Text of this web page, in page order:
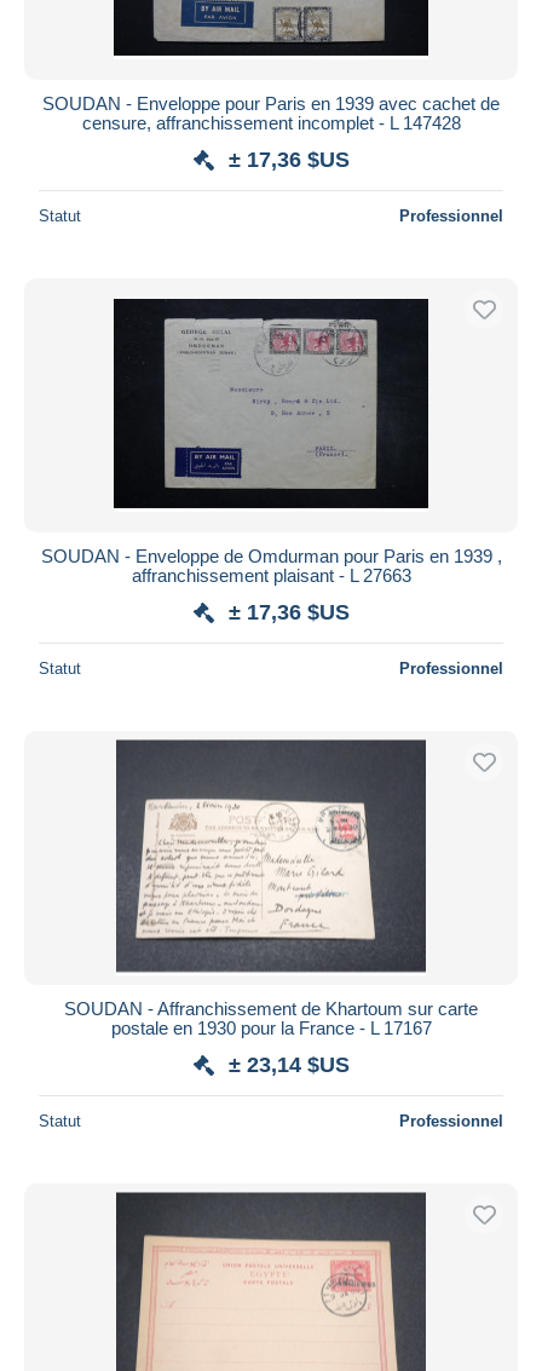
SOUDAN - Enveloppe pour Paris en 1939 avec cachet de
censure, affranchissement incomplet - L 147428
± 17,36 $US
Statut Professionnel
SOUDAN - Enveloppe de Omdurman pour Paris en 1939 ,
affranchissement plaisant - L 27663
± 17,36 $US
Statut Professionnel
SOUDAN - Affranchissement de Khartoum sur carte
postale en 1930 pour la France - L 17167
± 23,14 $US
Statut Professionnel